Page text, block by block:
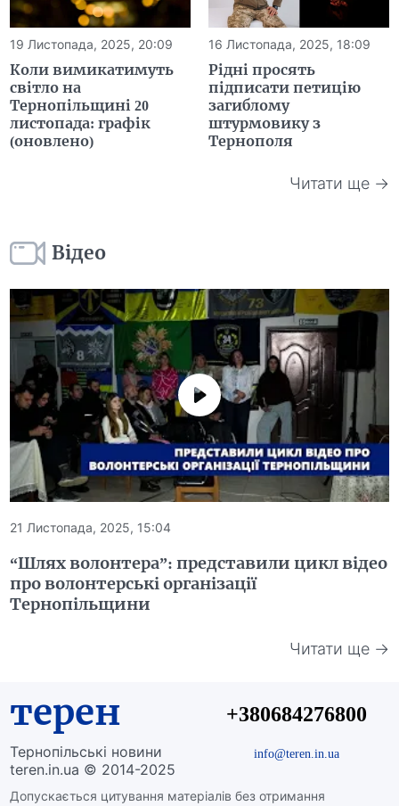
19 Листопада, 2025, 20:09
Коли вимикатимуть
світло на
Тернопільщині 20
листопада: графік
(оновлено)
16 Листопада, 2025, 18:09
Рідні просять
підписати петицію
загиблому
штурмовику з
Тернополя
Читати ще →
Відео
21 Листопада, 2025, 15:04
“Шлях волонтера”: представили цикл відео
про волонтерські організації
Тернопільщини
Читати ще →
терен
Тернопільські новини
teren.in.ua © 2014-2025
Допускається цитування матеріалів без отримання
+380684276800
info@teren.in.ua